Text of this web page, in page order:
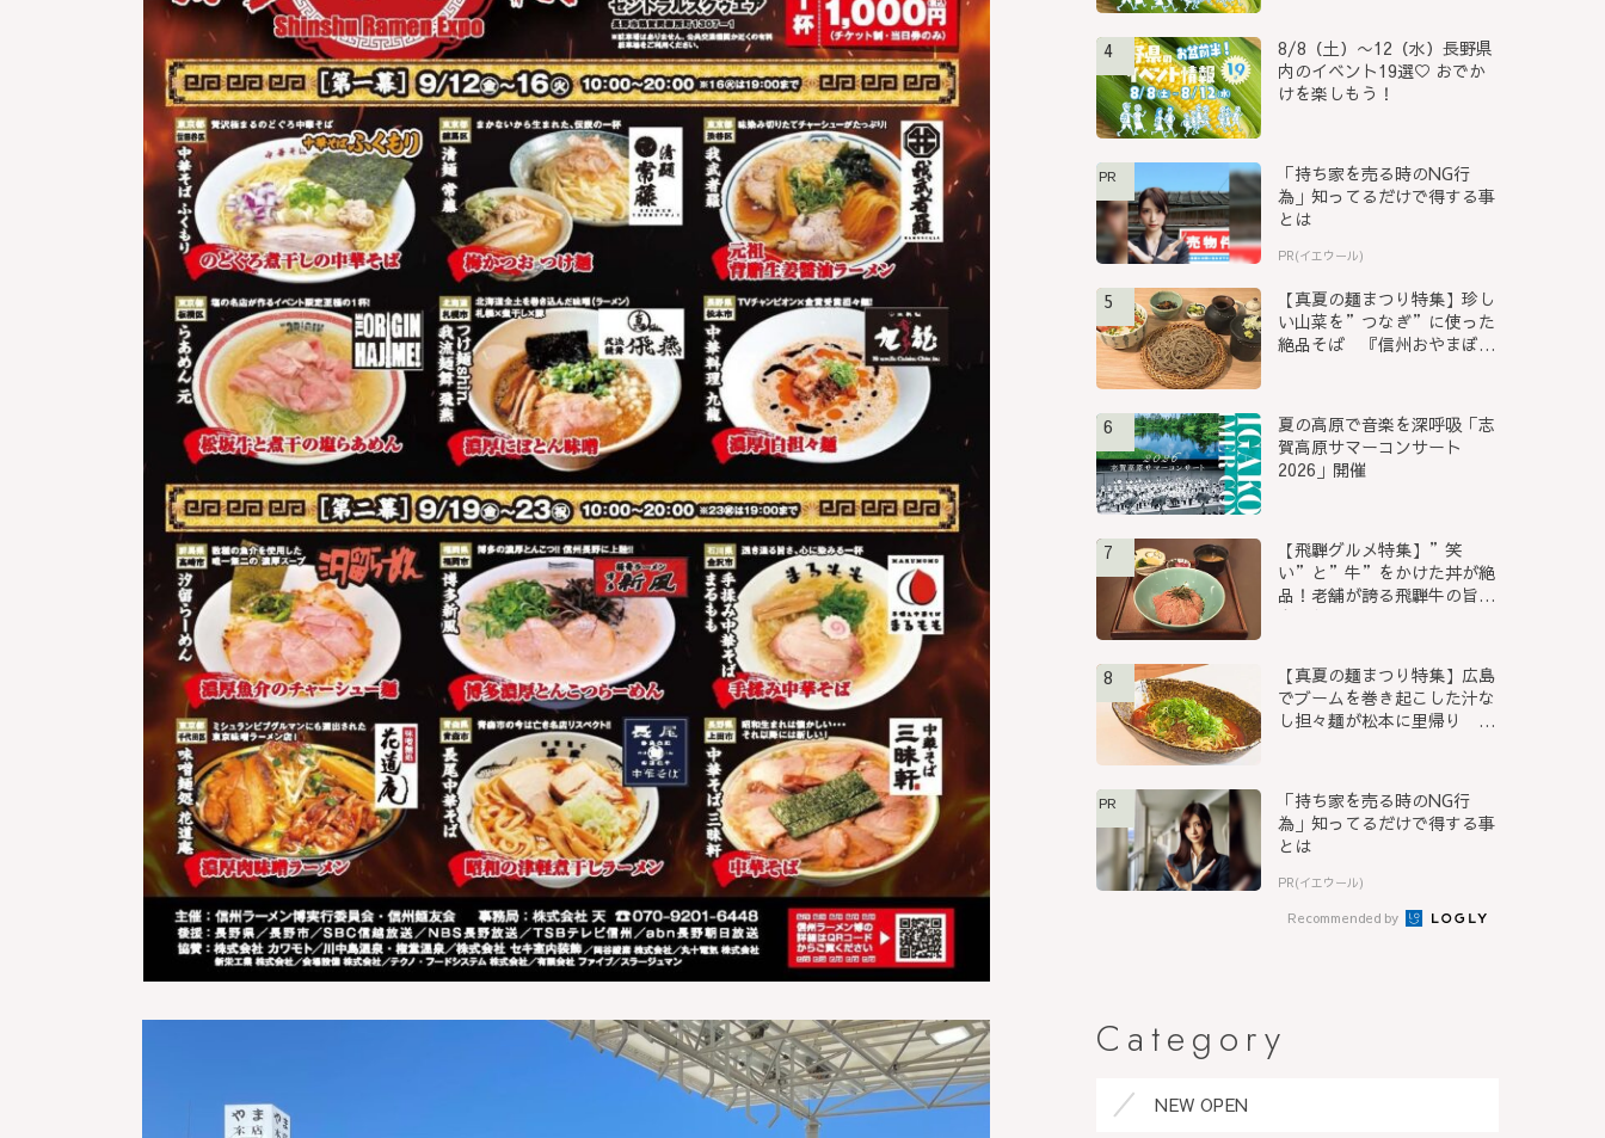
4
8/8（土）〜12（水）長野県
内のイベント19選♡ おでか
けを楽しもう！
PR
「持ち家を売る時のNG行
為」知ってるだけで得する事
とは
PR(イエウール)
5
【真夏の麺まつり特集】珍し
い山菜を”つなぎ”に使った
絶品そば 『信州おやまぼく
6
夏の高原で音楽を深呼吸「志
賀高原サマーコンサート
2026」開催
7
【飛騨グルメ特集】”笑
い”と”牛”をかけた丼が絶
品！老舗が誇る飛騨牛の旨み
を堪能...
8
【真夏の麺まつり特集】広島
でブームを巻き起こした汁な
し担々麺が松本に里帰り
PR
「持ち家を売る時のNG行
為」知ってるだけで得する事
とは
PR(イエウール)
Recommended by
Category
NEW OPEN